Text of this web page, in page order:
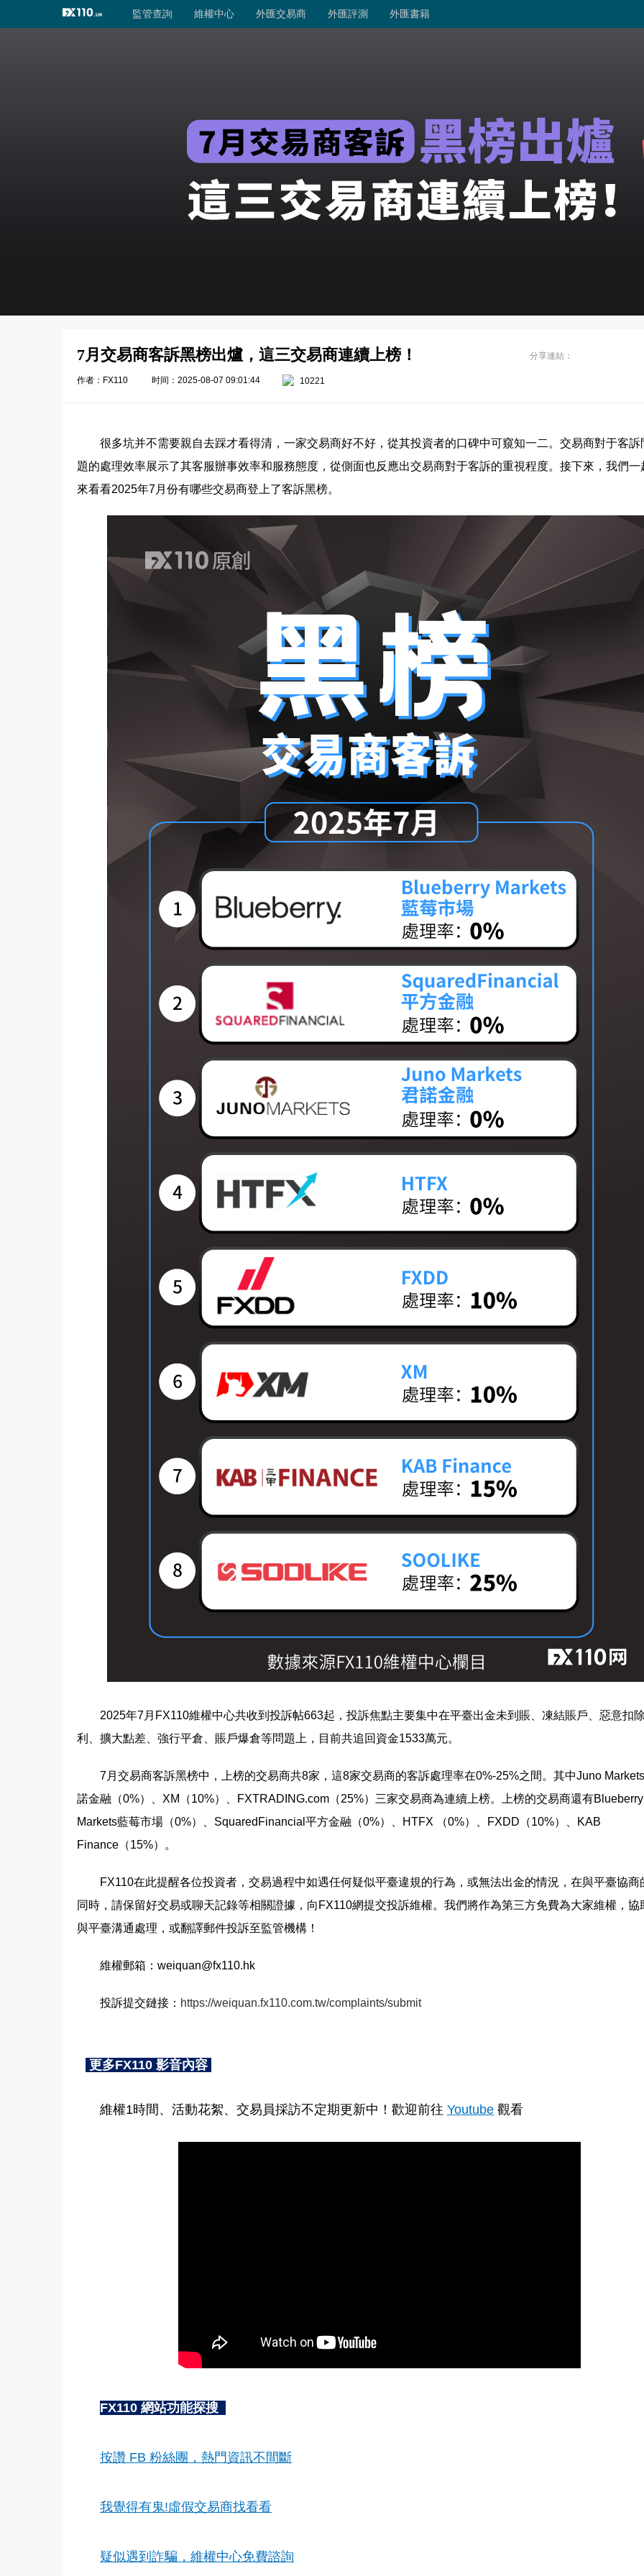
外匯交易商 監管查詢 監管評級
7月交易商客訴黑榜出爐，這三交易商連續上榜！ 分享連結：
作者：FX110 时间：2025-08-07 09:01:44 10221
很多坑并不需要親自去踩才看得清，一家交易商好不好，從其投資者的口碑中可窺知一二。交易商對于客訴
題的處理效率展示了其客服辦事效率和服務態度，從側面也反應出交易商對于客訴的重視程度。接下來，我們一
來看看2025年7月份有哪些交易商登上了客訴黑榜。
2025年7月FX110維權中心共收到投訴帖663起，投訴焦點主要集中在平臺出金未到賬、凍結賬戶、惡意扣
利、擴大點差、強行平倉、賬戶爆倉等問題上，目前共追回資金1533萬元。
7月交易商客訴黑榜中，上榜的交易商共8家，這8家交易商的客訴處理率在0%-25%之間。其中Juno
諾金融（0%）、XM（10%）、FXTRADING.com（25%）三家交易商為連續上榜。上榜的交易商還有Blueberry
Markets藍莓市場（0%）、SquaredFinancial平方金融（0%）、HTFX （0%）、FXDD（10%）、KAB
Finance（15%）。
FX110在此提醒各位投資者，交易過程中如遇任何疑似平臺違規的行為，或無法出金的情況，在與平臺協商
同時，請保留好交易或聊天記錄等相關證據，向FX110網提交投訴維權。我們將作為第三方免費為大家維權，協
與平臺溝通處理，或翻譯郵件投訴至監管機構！
維權郵箱：weiquan@fx110.hk
投訴提交鏈接： https://weiquan.fx110.com.tw/complaints/submit
更多FX110 影音內容
維權1時間、活動花絮、交易員採訪不定期更新中！歡迎前往 Youtube 觀看
FX110 網站功能探搜
按讚 FB 粉絲團，熱門資訊不間斷
我覺得有鬼!虛假交易商找看看
疑似遇到詐騙，維權中心免費諮詢
監管查詢 維權中心 外匯交易商 外匯評測 外匯書籍